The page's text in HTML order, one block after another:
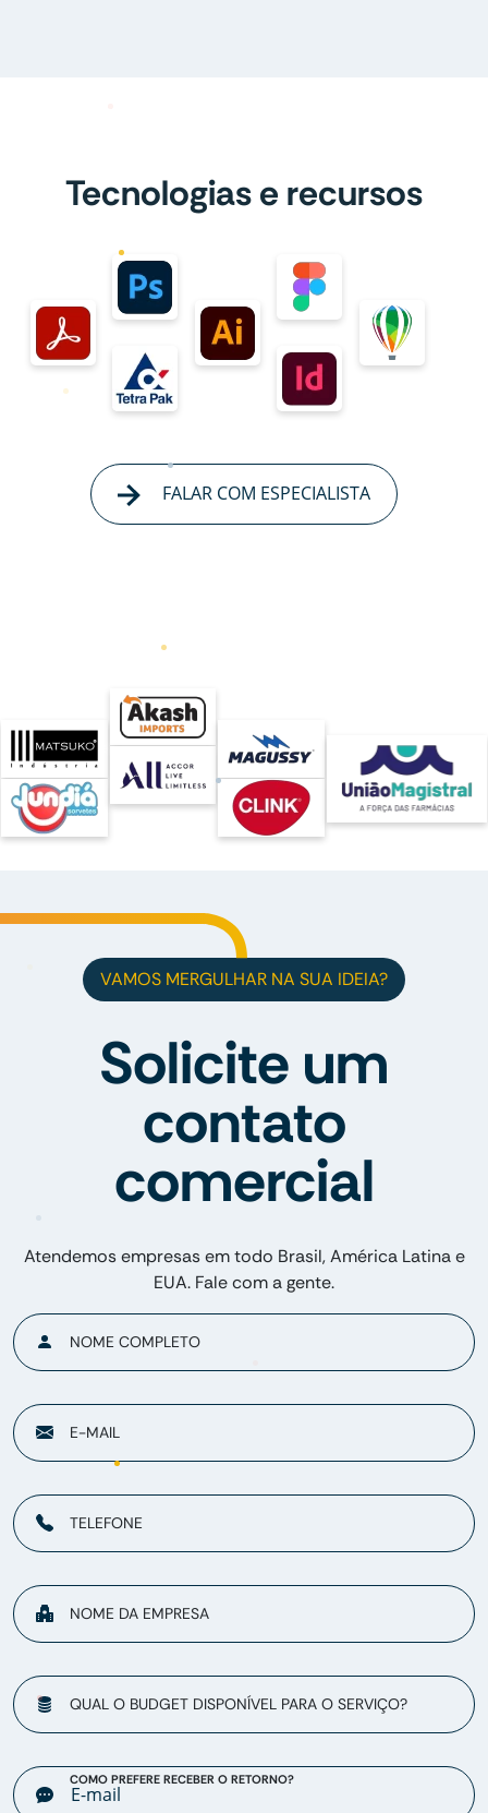
Tecnologias e recursos
FALAR COM ESPECIALISTA
VAMOS MERGULHAR NA SUA IDEIA?
Solicite um
contato
comercial
Atendemos empresas em todo Brasil, América Latina e
EUA. Fale com a gente.
NOME COMPLETO
E-MAIL
TELEFONE
NOME DA EMPRESA
QUAL O BUDGET DISPONÍVEL PARA O SERVIÇO?
COMO PREFERE RECEBER O RETORNO?